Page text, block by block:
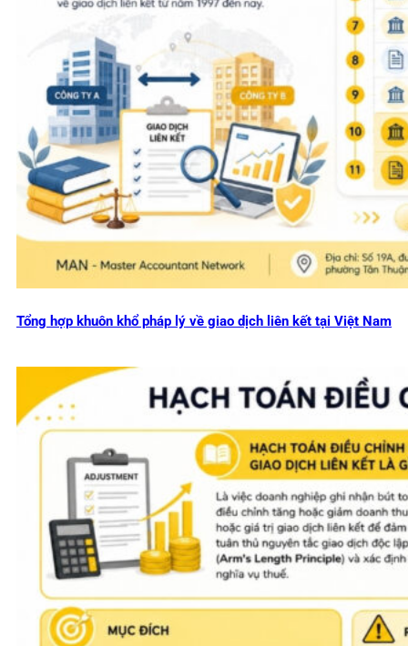
Tổng hợp khuôn khổ pháp lý về giao dịch liên kết tại Việt Nam